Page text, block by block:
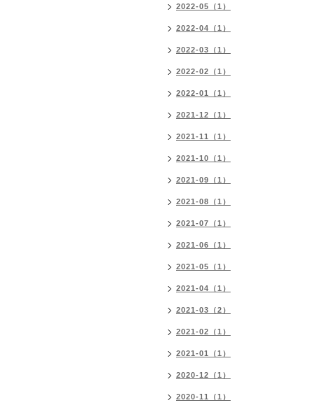
2022-05（1）
2022-04（1）
2022-03（1）
2022-02（1）
2022-01（1）
2021-12（1）
2021-11（1）
2021-10（1）
2021-09（1）
2021-08（1）
2021-07（1）
2021-06（1）
2021-05（1）
2021-04（1）
2021-03（2）
2021-02（1）
2021-01（1）
2020-12（1）
2020-11（1）